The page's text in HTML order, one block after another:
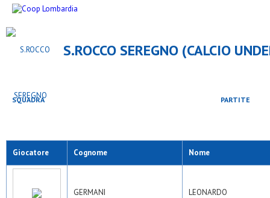
S.ROCCO SEREGNO (CALCIO
SQUADRA PARTITE
Giocatore Cognome Nome
GERMANI LEONARDO